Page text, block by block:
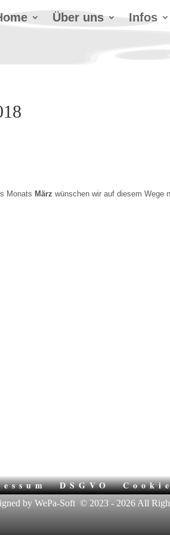
Über uns Infos
Monats März wünschen wir auf diesem Wege
DSGVO
by WePa-Soft © 2023 - 2026 All